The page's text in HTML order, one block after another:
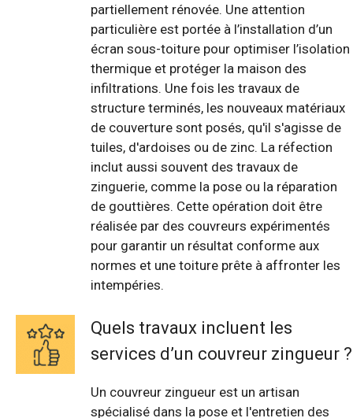
partiellement rénovée. Une attention
particulière est portée à l’installation d’un
écran sous-toiture pour optimiser l’isolation
thermique et protéger la maison des
infiltrations. Une fois les travaux de
structure terminés, les nouveaux matériaux
de couverture sont posés, qu'il s'agisse de
tuiles, d'ardoises ou de zinc. La réfection
inclut aussi souvent des travaux de
zinguerie, comme la pose ou la réparation
de gouttières. Cette opération doit être
réalisée par des couvreurs expérimentés
pour garantir un résultat conforme aux
normes et une toiture prête à affronter les
intempéries.
Quels travaux incluent les
services d’un couvreur zingueur ?
Un couvreur zingueur est un artisan
spécialisé dans la pose et l'entretien des